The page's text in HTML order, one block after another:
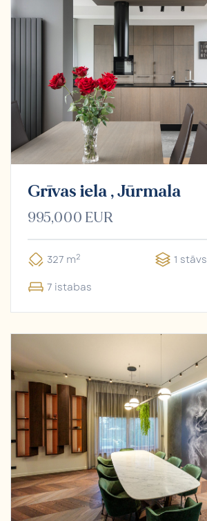
Grīvas iela , Jūrmala
995,000 EUR
327 m2
1 stāvs
7 istabas